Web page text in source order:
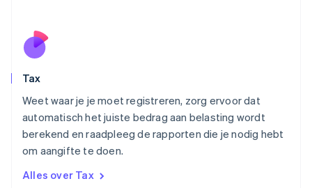
Tax
Weet waar je je moet registreren, zorg ervoor dat
automatisch het juiste bedrag aan belasting wordt
berekend en raadpleeg de rapporten die je nodig hebt
om aangifte te doen.
Alles over Tax
English
Oostenrijk
English
Portugal
English
Roemenië
English
Singapore
English 简体中文